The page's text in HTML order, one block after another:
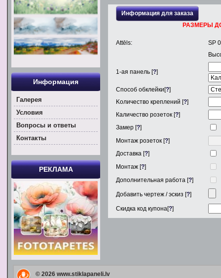
Информация для заказа
РАЗМЕРЫ
Attēls:
SP
1-ая панель [?]
Способ обклейки[?]
Kоличество креплений [?]
Каличество розеток [?]
Замер [?]
Монтаж розеток [?]
Доставка [?]
Монтаж [?]
Дополнительная работа [?]
Добавить чертеж / эскиз [?]
Скидка код купона[?]
Информация
Галерея
Условия
Вoпросы и ответы
Контакты
РЕКЛАМА
© 2026 www.stiklapaneli.lv